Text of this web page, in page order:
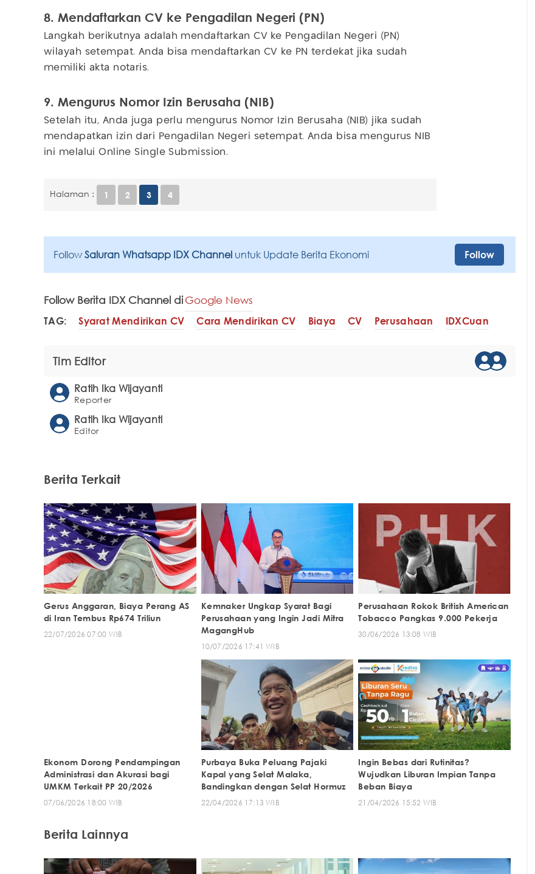
8. Mendaftarkan CV ke Pengadilan Negeri (PN)
Langkah berikutnya adalah mendaftarkan CV ke Pengadilan Negeri (PN)
wilayah setempat. Anda bisa mendaftarkan CV ke PN terdekat jika sudah
memiliki akta notaris.
9. Mengurus Nomor Izin Berusaha (NIB)
Setelah itu, Anda juga perlu mengurus Nomor Izin Berusaha (NIB) jika sudah
mendapatkan izin dari Pengadilan Negeri setempat. Anda bisa mengurus NIB
ini melalui Online Single Submission.
Halaman : 1 2 3 4
Follow Saluran Whatsapp IDX Channel untuk Update Berita Ekonomi Follow
Follow Berita IDX Channel diGoogle News
TAG: Syarat Mendirikan CV Cara Mendirikan CV Biaya CV Perusahaan IDXCuan
Tim Editor
Ratih Ika Wijayanti
Reporter
Ratih Ika Wijayanti
Editor
Berita Terkait
Gerus Anggaran, Biaya Perang AS
di Iran Tembus Rp674 Triliun
22/07/2026 07:00 WIB
Kemnaker Ungkap Syarat Bagi
Perusahaan yang Ingin Jadi Mitra
MagangHub
10/07/2026 17:41 WIB
Perusahaan Rokok British American
Tobacco Pangkas 9.000 Pekerja
30/06/2026 13:08 WIB
Ekonom Dorong Pendampingan
Administrasi dan Akurasi bagi
UMKM Terkait PP 20/2026
07/06/2026 18:00 WIB
Purbaya Buka Peluang Pajaki
Kapal yang Selat Malaka,
Bandingkan dengan Selat Hormuz
22/04/2026 17:13 WIB
Ingin Bebas dari Rutinitas?
Wujudkan Liburan Impian Tanpa
Beban Biaya
21/04/2026 15:52 WIB
Berita Lainnya